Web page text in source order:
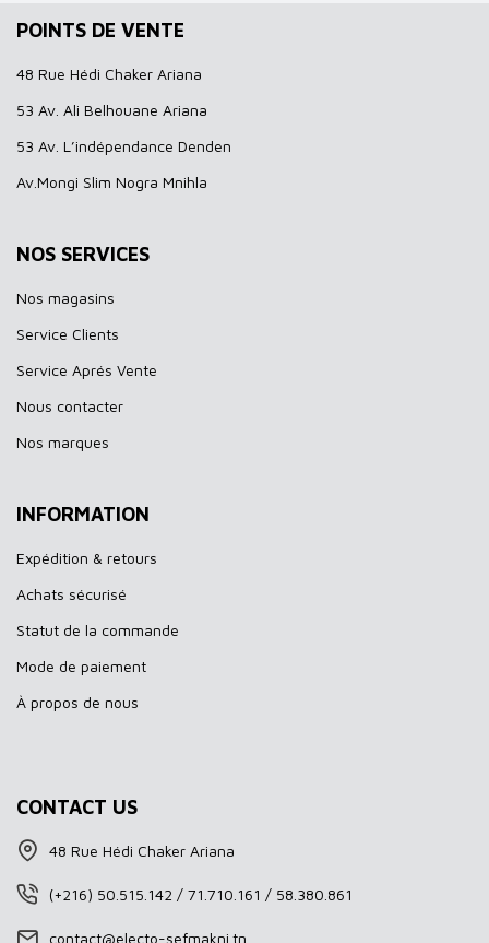
POINTS DE VENTE
48 Rue Hédi Chaker Ariana
53 Av. Ali Belhouane Ariana
53 Av. L’indépendance Denden
Av.Mongi Slim Nogra Mnihla
NOS SERVICES
Nos magasins
Service Clients
Service Aprés Vente
Nous contacter
Nos marques
INFORMATION
Expédition & retours
Achats sécurisé
Statut de la commande
Mode de paiement
À propos de nous
CONTACT US
48 Rue Hédi Chaker Ariana
(+216) 50.515.142 / 71.710.161 / 58.380.861
contact@electo-sefmakni.tn